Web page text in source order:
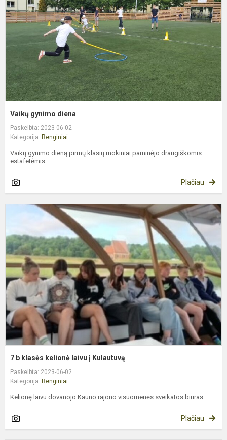
Vaikų gynimo diena
Paskelbta: 2023-06-02
Kategorija: Renginiai
Vaikų gynimo dieną pirmų klasių mokiniai paminėjo draugiškomis
estafetėmis.
Plačiau
7 b klasės kelionė laivu į Kulautuvą
Paskelbta: 2023-06-02
Kategorija: Renginiai
Kelionę laivu dovanojo Kauno rajono visuomenės sveikatos biuras.
Plačiau